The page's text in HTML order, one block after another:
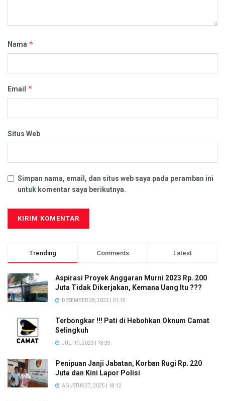
Nama *
Email *
Situs Web
Simpan nama, email, dan situs web saya pada peramban ini
untuk komentar saya berikutnya.
Trending Comments Latest
Aspirasi Proyek Anggaran Murni 2023 Rp. 200
Juta Tidak Dikerjakan, Kemana Uang Itu ???
DESEMBER 28, 2023 | 01:15
Terbongkar !!! Pati di Hebohkan Oknum Camat
Selingkuh
JULI 19, 2023 | 18:39
Penipuan Janji Jabatan, Korban Rugi Rp. 220
Juta dan Kini Lapor Polisi
AGUSTUS 27, 2025 | 18:12